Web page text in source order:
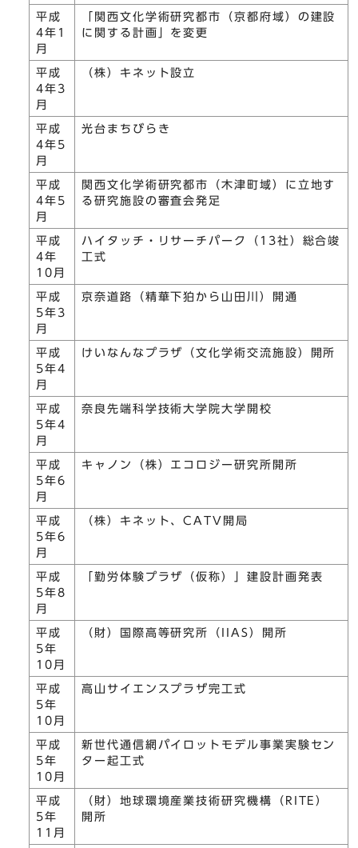
平成
4年1
月
「関西文化学術研究都市（京都府域）の建設
に関する計画」を変更
平成
4年3
月
（株）キネット設立
平成
4年5
月
光台まちびらき
平成
4年5
月
関西文化学術研究都市（木津町域）に立地す
る研究施設の審査会発足
平成
4年
10月
ハイタッチ・リサーチパーク（13社）総合竣
工式
平成
5年3
月
京奈道路（精華下狛から山田川）開通
平成
5年4
月
けいなんなプラザ（文化学術交流施設）開所
平成
5年4
月
奈良先端科学技術大学院大学開校
平成
5年6
月
キャノン（株）エコロジー研究所開所
平成
5年6
月
（株）キネット、CATV開局
平成
5年8
月
「勤労体験プラザ（仮称）」建設計画発表
平成
5年
10月
（財）国際高等研究所（IIAS）開所
平成
5年
10月
高山サイエンスプラザ完工式
平成
5年
10月
新世代通信網パイロットモデル事業実験セン
ター起工式
平成
5年
11月
（財）地球環境産業技術研究機構（RITE）
開所